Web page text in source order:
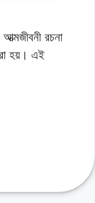
রচনা
হয়। এই